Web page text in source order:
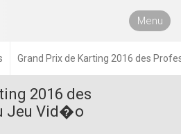
Menu
Grand Prix de Karting 2016 des
2016 des
Jeu Vid�o